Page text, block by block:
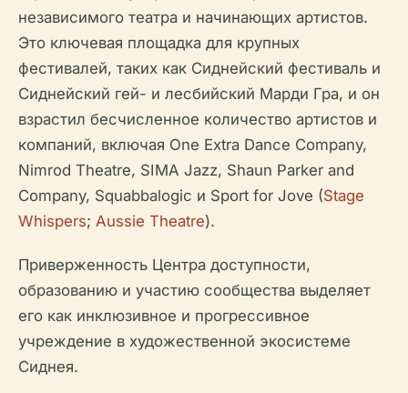
независимого театра и начинающих артистов.
Это ключевая площадка для крупных
фестивалей, таких как Сиднейский фестиваль и
Сиднейский гей- и лесбийский Марди Гра, и он
взрастил бесчисленное количество артистов и
компаний, включая One Extra Dance Company,
Nimrod Theatre, SIMA Jazz, Shaun Parker and
Company, Squabbalogic и Sport for Jove (Stage
Whispers; Aussie Theatre).
Приверженность Центра доступности,
образованию и участию сообщества выделяет
его как инклюзивное и прогрессивное
учреждение в художественной экосистеме
Сиднея.